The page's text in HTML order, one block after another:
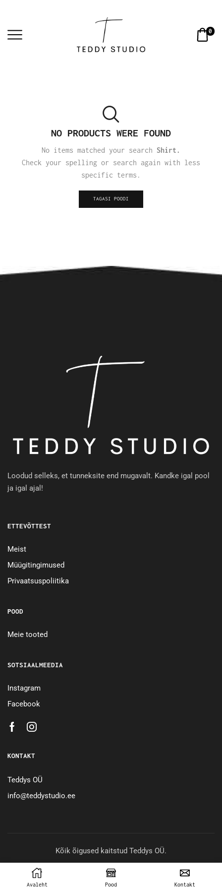
0
NO PRODUCTS WERE FOUND
No items matched your search Shirt.
Check your spelling or search again with less
specific terms.
TAGASI POODI
Loodud selleks, et tunneksite end mugavalt. Kandke igal pool
ja igal ajal!
ETTEVÕTTEST
Meist
Müügitingimused
Privaatsuspoliitika
POOD
Meie tooted
SOTSIAALMEEDIA
Instagram
Facebook
KONTAKT
Teddys OÜ
info@teddystudio.ee
Kõik õigused kaitstud Teddys OÜ.
Avaleht Pood Kontakt